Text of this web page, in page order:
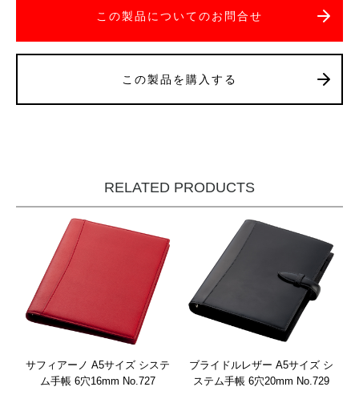
この製品についてのお問合せ
この製品を購入する
RELATED PRODUCTS
サフィアーノ A5サイズ システ
ム手帳 6穴16mm No.727
ブライドルレザー A5サイズ シ
ステム手帳 6穴20mm No.729